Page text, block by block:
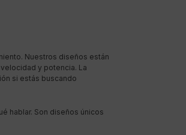
Nuestros diseños están
y potencia. La
si estás buscando
hablar. Son diseños únicos